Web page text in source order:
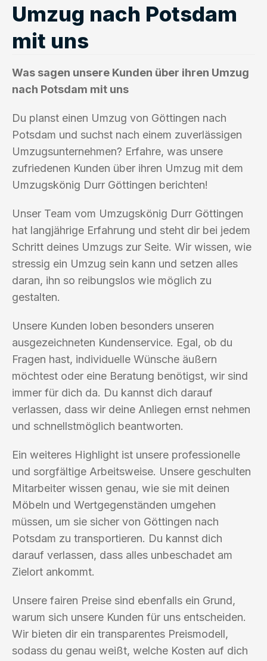
Umzug nach Potsdam
mit uns
Was sagen unsere Kunden über ihren Umzug
nach Potsdam mit uns
Du planst einen Umzug von Göttingen nach
Potsdam und suchst nach einem zuverlässigen
Umzugsunternehmen? Erfahre, was unsere
zufriedenen Kunden über ihren Umzug mit dem
Umzugskönig Durr Göttingen berichten!
Unser Team vom Umzugskönig Durr Göttingen
hat langjährige Erfahrung und steht dir bei jedem
Schritt deines Umzugs zur Seite. Wir wissen, wie
stressig ein Umzug sein kann und setzen alles
daran, ihn so reibungslos wie möglich zu
gestalten.
Unsere Kunden loben besonders unseren
ausgezeichneten Kundenservice. Egal, ob du
Fragen hast, individuelle Wünsche äußern
möchtest oder eine Beratung benötigst, wir sind
immer für dich da. Du kannst dich darauf
verlassen, dass wir deine Anliegen ernst nehmen
und schnellstmöglich beantworten.
Ein weiteres Highlight ist unsere professionelle
und sorgfältige Arbeitsweise. Unsere geschulten
Mitarbeiter wissen genau, wie sie mit deinen
Möbeln und Wertgegenständen umgehen
müssen, um sie sicher von Göttingen nach
Potsdam zu transportieren. Du kannst dich
darauf verlassen, dass alles unbeschadet am
Zielort ankommt.
Unsere fairen Preise sind ebenfalls ein Grund,
warum sich unsere Kunden für uns entscheiden.
Wir bieten dir ein transparentes Preismodell,
sodass du genau weißt, welche Kosten auf dich